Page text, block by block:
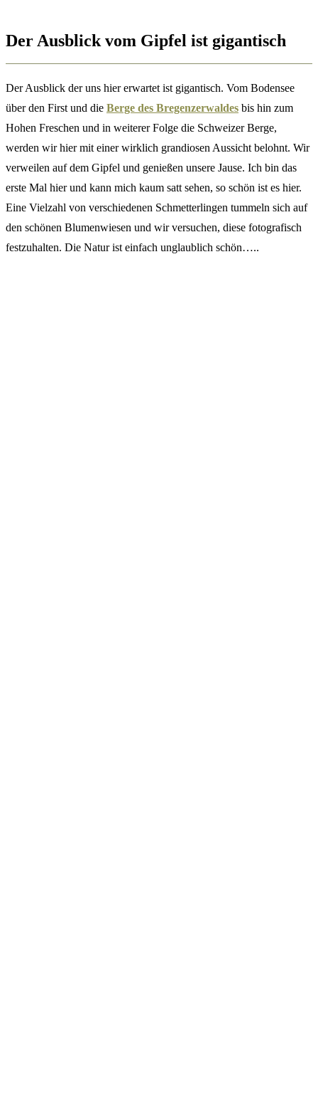
Der Ausblick vom Gipfel ist gigantisch
Der Ausblick der uns hier erwartet ist gigantisch. Vom Bodensee
über den First und die Berge des Bregenzerwaldes bis hin zum
Hohen Freschen und in weiterer Folge die Schweizer Berge,
werden wir hier mit einer wirklich grandiosen Aussicht belohnt. Wir
verweilen auf dem Gipfel und genießen unsere Jause. Ich bin das
erste Mal hier und kann mich kaum satt sehen, so schön ist es hier.
Eine Vielzahl von verschiedenen Schmetterlingen tummeln sich auf
den schönen Blumenwiesen und wir versuchen, diese fotografisch
festzuhalten. Die Natur ist einfach unglaublich schön…..